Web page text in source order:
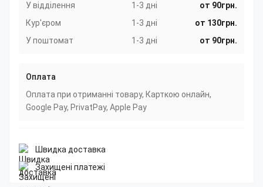
У відділення
1-3 дні
от 90грн.
Кур'єром
1-3 дні
от 130грн.
У поштомат
1-3 дні от 90грн.
Оплата
Оплата при отриманні товару, Карткою онлайн,
Google Pay, PrivatPay, Apple Pay
Швидка доставка
Захищені платежі